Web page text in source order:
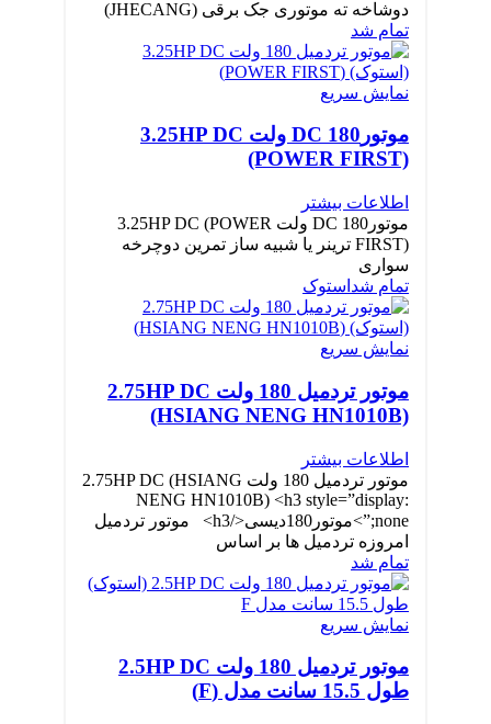
دوشاخه ته موتوری جک برقی (JHECANG)
تمام شد
نمایش سریع
موتورDC 180 ولت 3.25HP DC
(POWER FIRST)
اطلاعات بیشتر
موتورDC 180 ولت 3.25HP DC (POWER
FIRST) ترینر یا شبیه ساز تمرین دوچرخه
سواری
تمام شد استوک
نمایش سریع
موتور تردمیل 180 ولت 2.75HP DC
(HSIANG NENG HN1010B)
اطلاعات بیشتر
موتور تردمیل 180 ولت 2.75HP DC (HSIANG
NENG HN1010B) <h3 style=”display:
none;”>موتور180دیسی</h3> موتور تردمیل
امروزه تردمیل ها بر اساس
تمام شد
نمایش سریع
موتور تردمیل 180 ولت 2.5HP DC
طول 15.5 سانت مدل (F)